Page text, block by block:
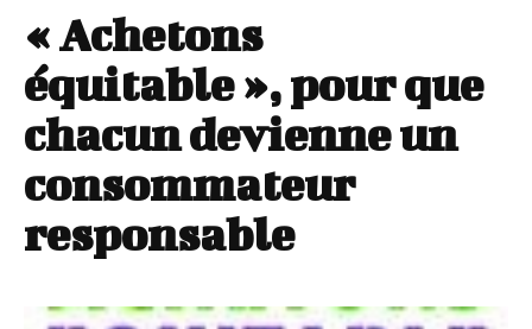
« Achetons
équitable », pour que
chacun devienne un
consommateur
responsable